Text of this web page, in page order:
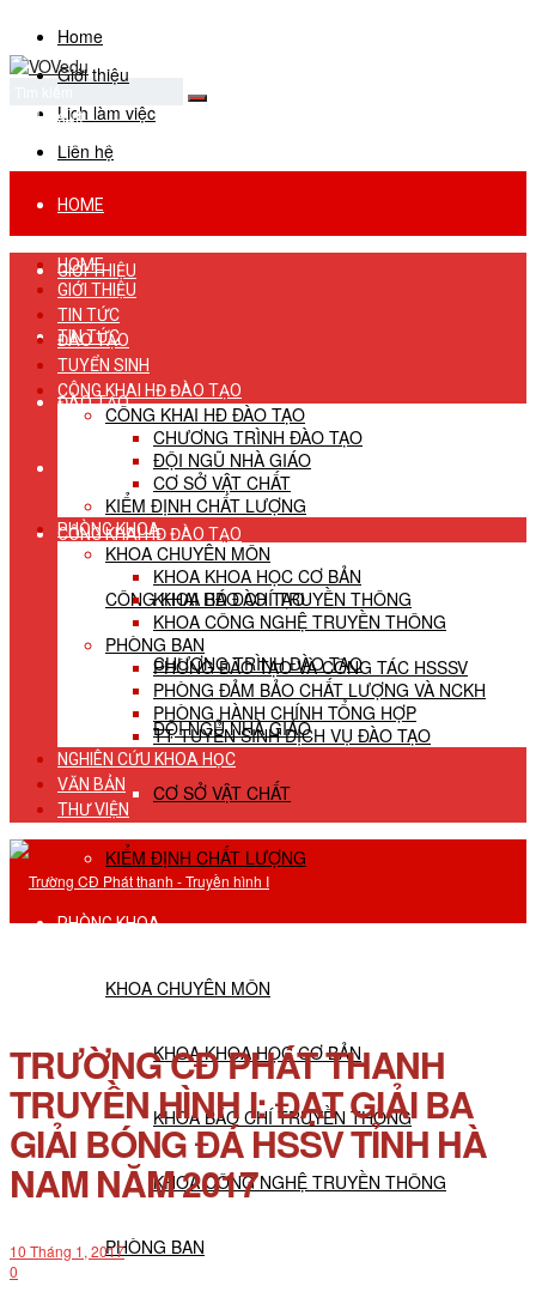
Home
Giới thiệu
Lịch làm việc
Liên hệ
No Result
View All Result
HOME
GIỚI THIỆU
TIN TỨC
ĐÀO TẠO
TUYỂN SINH
CÔNG KHAI HĐ ĐÀO TẠO
CÔNG KHAI HĐ ĐÀO TẠO
CHƯƠNG TRÌNH ĐÀO TẠO
ĐỘI NGŨ NHÀ GIÁO
CƠ SỞ VẬT CHẤT
KIỂM ĐỊNH CHẤT LƯỢNG
PHÒNG KHOA
KHOA CHUYÊN MÔN
KHOA KHOA HỌC CƠ BẢN
KHOA BÁO CHÍ TRUYỀN THÔNG
KHOA CÔNG NGHỆ TRUYỀN THÔNG
PHÒNG BAN
HOME
GIỚI THIỆU
TIN TỨC
ĐÀO TẠO
TUYỂN SINH
CÔNG KHAI HĐ ĐÀO TẠO
CÔNG KHAI HĐ ĐÀO TẠO
CHƯƠNG TRÌNH ĐÀO TẠO
ĐỘI NGŨ NHÀ GIÁO
CƠ SỞ VẬT CHẤT
KIỂM ĐỊNH CHẤT LƯỢNG
PHÒNG KHOA
KHOA CHUYÊN MÔN
KHOA KHOA HỌC CƠ BẢN
KHOA BÁO CHÍ TRUYỀN THÔNG
KHOA CÔNG NGHỆ TRUYỀN THÔNG
PHÒNG BAN
PHÒNG ĐÀO TẠO VÀ CÔNG TÁC HSSSV
PHÒNG ĐẢM BẢO CHẤT LƯỢNG VÀ NCKH
PHÒNG HÀNH CHÍNH TỔNG HỢP
TT TUYỂN SINH DỊCH VỤ ĐÀO TẠO
NGHIÊN CỨU KHOA HỌC
VĂN BẢN
THƯ VIỆN
TRƯỜNG CĐ PHÁT THANH
TRUYỀN HÌNH I: ĐẠT GIẢI BA
GIẢI BÓNG ĐÁ HSSV TỈNH HÀ
NAM NĂM 2017
10 Tháng 1, 2017
0